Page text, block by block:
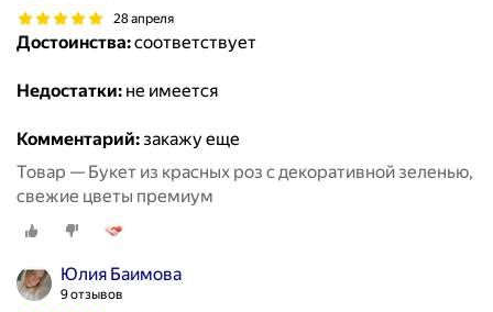
28 апреля
Достоинства:соответствует
Недостатки: не имеется
Комментарий:закажу еще
Товар — Букет из красных роз с декоративной зеленью,
свежие цветы премиум
Юлия Баимова
9 отзывов